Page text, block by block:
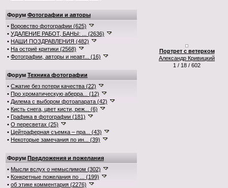
Форум Фотографии и авторы
• Воровство фотографии (625)
• УДАЛЕНИЕ РАБОТ, БАНЫ: ... (2636)
• НАШИ ПОЗДРАВЛЕНИЯ (482)
• На остриё критики (2568)
• Фотографии, авторы и неавт... (16)
Форум Техника фотографии
• Сжатие без потери качества (22)
• Про хроматическую аберра... (12)
• Дилема с выбором фотоапарата (42)
• Кисть снега, цвет кисти, реж... (6)
• Графика в фотографии (181)
• О пересветах (25)
• Цейтраферная съемка – пра... (43)
• Некоторые замечания по ин... (39)
Форум Предложения и пожелания
• Мысли вслух о немыслимом (302)
• Конкретные пожелания по ... (199)
• об этике комментария (2276)
Портрет с ветерком
Александр Кривицкий
1 / 18 / 602